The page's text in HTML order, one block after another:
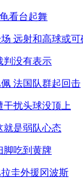
看台起舞
远射和高球或可
判没有表示
法国队群起回击
干扰头球没顶上
就是弱队心态
脚吃到黄牌
圭外援冈波斯